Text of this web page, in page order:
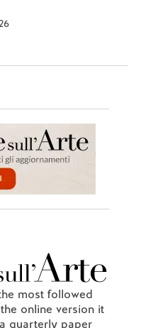
most followed
online version it
quarterly paper